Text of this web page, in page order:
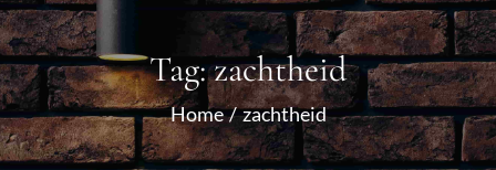
Tag:zachtheid
Home zachtheid